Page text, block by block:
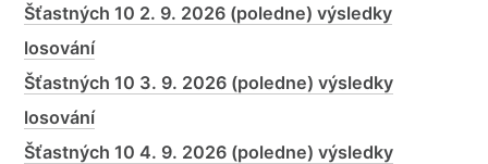
Šťastných 10 2. 9. 2026 (poledne) výsledky
losování
Šťastných 10 3. 9. 2026 (poledne) výsledky
losování
Šťastných 10 4. 9. 2026 (poledne) výsledky